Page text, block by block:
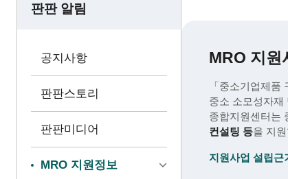
판판 알림
공지사항
판판스토리
판판미디어
MRO 지원정보
MRO 지원
「중소기업제
중소 소모성자재
종합지원센터는
컨설팅 등을 지
지원사업 설립근